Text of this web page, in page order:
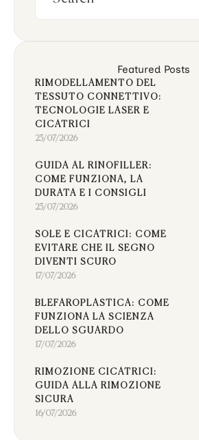
Featured Posts
RIMODELLAMENTO DEL
TESSUTO CONNETTIVO:
TECNOLOGIE LASER E
CICATRICI
23/07/2026
GUIDA AL RINOFILLER:
COME FUNZIONA, LA
DURATA E I CONSIGLI
23/07/2026
SOLE E CICATRICI: COME
EVITARE CHE IL SEGNO
DIVENTI SCURO
17/07/2026
BLEFAROPLASTICA: COME
FUNZIONA LA SCIENZA
DELLO SGUARDO
17/07/2026
RIMOZIONE CICATRICI:
GUIDA ALLA RIMOZIONE
SICURA
16/07/2026